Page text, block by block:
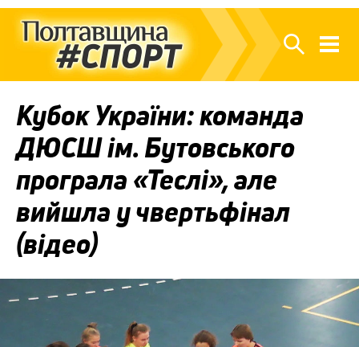
Кубок України: команда
ДЮСШ ім. Бутовського
програла «Теслі», але
вийшла у чвертьфінал
(відео)